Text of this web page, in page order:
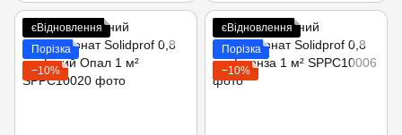
єВідновлення
Порізка
−10%
єВідновлення
Порізка
−10%